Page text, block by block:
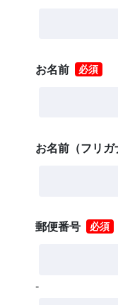
お名前 必須
お名前（フリガ
郵便番号 必須
-